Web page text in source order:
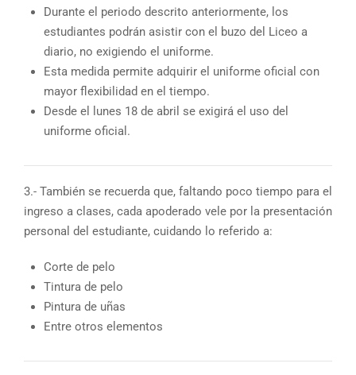
Durante el periodo descrito anteriormente, los
estudiantes podrán asistir con el buzo del Liceo a
diario, no exigiendo el uniforme.
Esta medida permite adquirir el uniforme oficial con
mayor flexibilidad en el tiempo.
Desde el lunes 18 de abril se exigirá el uso del
uniforme oficial.
3.- También se recuerda que, faltando poco tiempo para el
ingreso a clases, cada apoderado vele por la presentación
personal del estudiante, cuidando lo referido a:
Corte de pelo
Tintura de pelo
Pintura de uñas
Entre otros elementos